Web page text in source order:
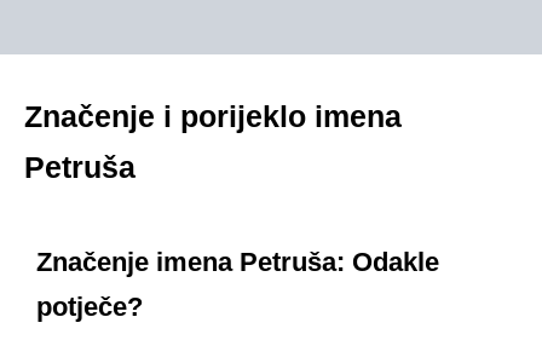
Značenje i porijeklo imena
Petruša
Značenje imena Petruša: Odakle
potječe?